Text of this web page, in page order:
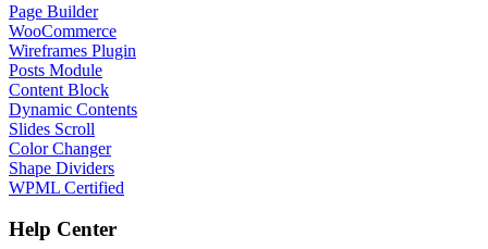
Page Builder
WooCommerce
Wireframes Plugin
Posts Module
Content Block
Dynamic Contents
Slides Scroll
Color Changer
Shape Dividers
WPML Certified
Help Center